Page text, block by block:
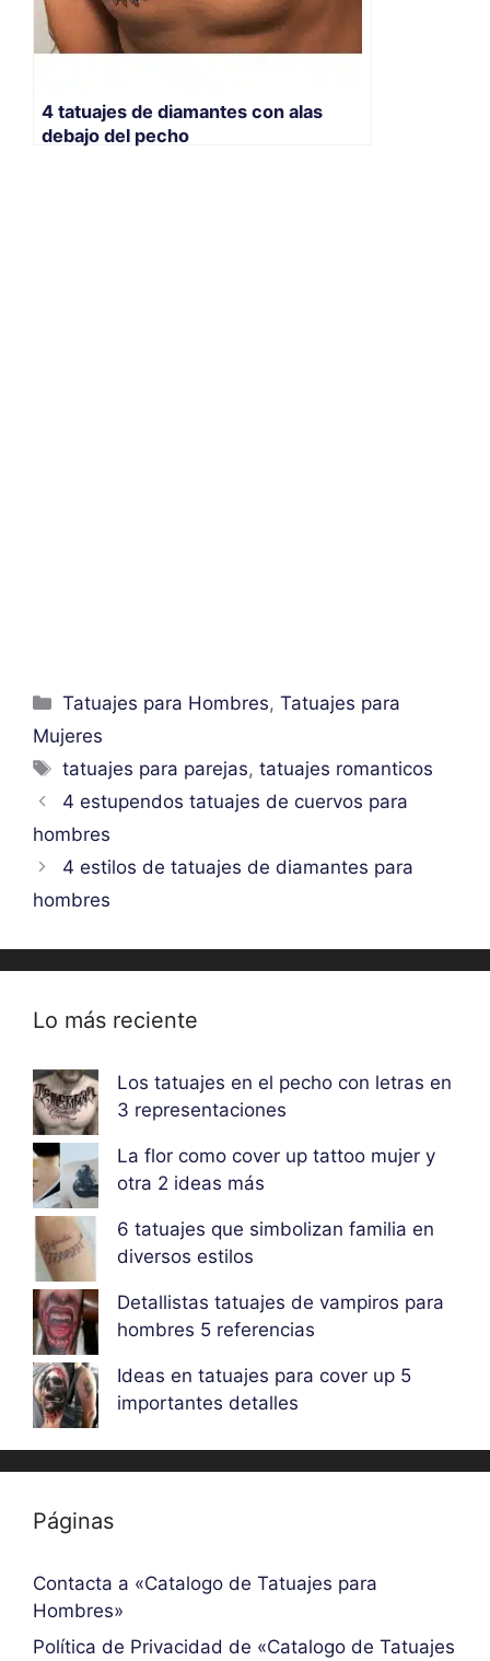
4 tatuajes de diamantes con alas
debajo del pecho
Categorías
Tatuajes para Hombres,Tatuajes para
Mujeres
Etiquetas
tatuajes para parejas,tatuajes romanticos
4 estupendos tatuajes de cuervos para
hombres
4 estilos de tatuajes de diamantes para
hombres
Lo más reciente
Los tatuajes en el pecho con letras en
3 representaciones
La flor como cover up tattoo mujer y
otra 2 ideas más
6 tatuajes que simbolizan familia en
diversos estilos
Detallistas tatuajes de vampiros para
hombres 5 referencias
Ideas en tatuajes para cover up 5
importantes detalles
Páginas
Contacta a «Catalogo de Tatuajes para
Hombres»
Política de Privacidad de «Catalogo de Tatuajes